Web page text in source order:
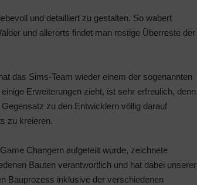
und detailliert zu gestalten. So wabert
und allerorts findet man rostige Überreste der
das Sims-Team wieder einem der sogenannten
Erweiterungen zieht, ist sehr erfreulich, denn
zu den Entwicklern völlig darauf
zu kreieren.
Changern aufgeteilt wurde, zeichnete
Bauten verantwortlich und hat dabei unserer
Bauprozess inklusive der verschiedenen